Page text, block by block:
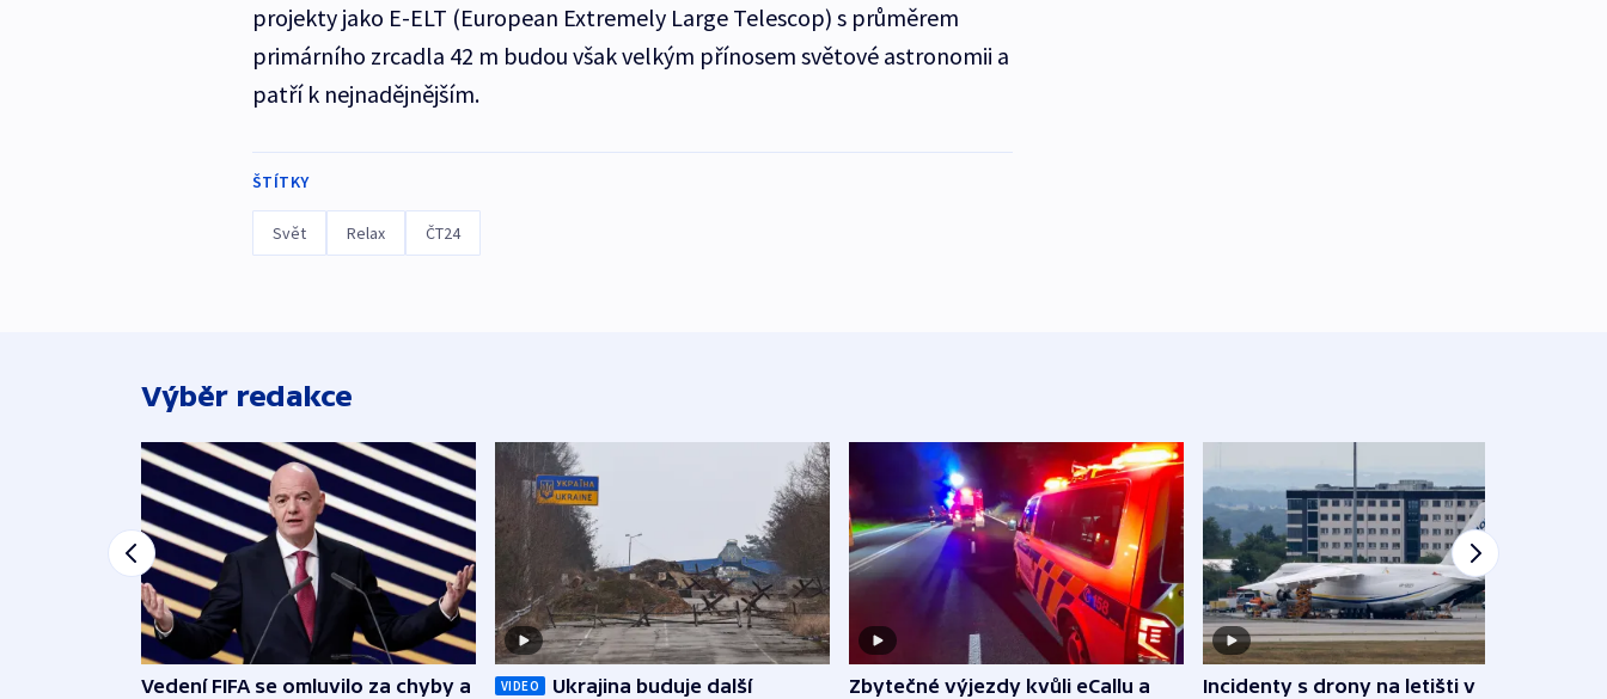
projekty jako E-ELT (European Extremely Large Telescop) s průměrem
primárního zrcadla 42 m budou však velkým přínosem světové astronomii a
patří k nejnadějnějším.
ŠTÍTKY
Svět Relax ČT24
Výběr redakce
Vedení FIFA se omluvilo za chyby a VIDEO Ukrajina buduje další
Zbytečné výjezdy kvůli eCallu a
Incidenty s drony na letišti v